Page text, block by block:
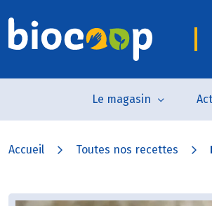
Le magasin
Accueil Toutes nos recettes